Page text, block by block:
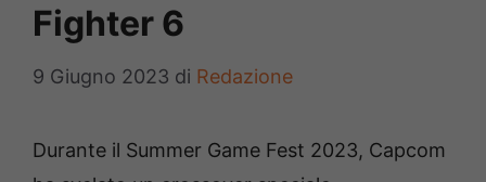
Fighter 6
9 Giugno 2023 di Redazione
Durante il Summer Game Fest 2023, Capcom